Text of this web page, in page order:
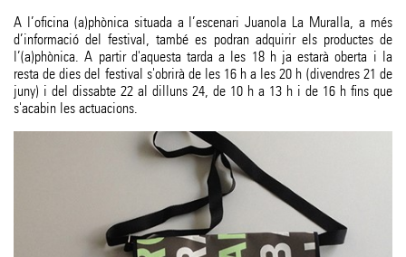
A l’oficina (a)phònica situada a l’escenari Juanola La Muralla, a més
d’informació del festival, també es podran adquirir els productes de
l’(a)phònica. A partir d'aquesta tarda a les 18 h ja estarà oberta i la
resta de dies del festival s'obrirà de les 16 h a les 20 h (divendres 21 de
juny) i del dissabte 22 al dilluns 24, de 10 h a 13 h i de 16 h fins que
s'acabin les actuacions.